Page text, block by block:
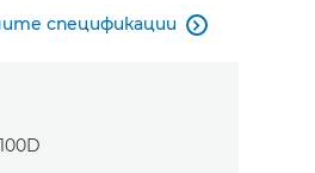
спецификации 